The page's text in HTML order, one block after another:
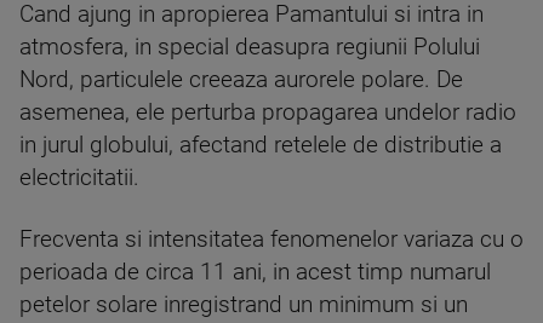
Cand ajung in apropierea Pamantului si intra in
atmosfera, in special deasupra regiunii Polului
Nord, particulele creeaza aurorele polare. De
asemenea, ele perturba propagarea undelor radio
in jurul globului, afectand retelele de distributie a
electricitatii.
Frecventa si intensitatea fenomenelor variaza cu o
perioada de circa 11 ani, in acest timp numarul
petelor solare inregistrand un minimum si un